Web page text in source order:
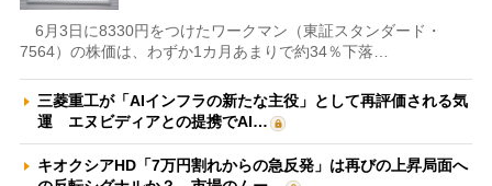
6月3日に8330円をつけたワークマン（東証スタンダード・
7564）の株価は、わずか1カ月あまりで約34％下落…
三菱重工が「AIインフラの新たな主役」として再評価される気
運 エヌビディアとの提携でAI…
キオクシアHD「7万円割れからの急反発」は再びの上昇局面へ